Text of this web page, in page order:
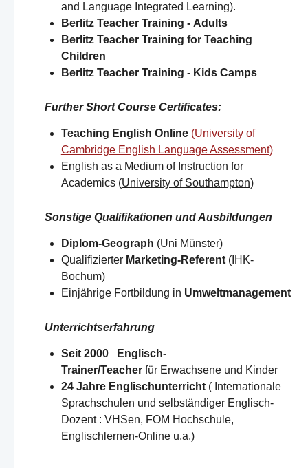
and Language Integrated Learning).
Berlitz Teacher Training - Adults
Berlitz Teacher Training for Teaching
Children
Berlitz Teacher Training - Kids Camps​
Further Short Course Certificates:
Teaching English Online(University of
Cambridge English Language Assessment)
English as a Medium of Instruction for
Academics (University of Southampton)​
Sonstige Qualifikationen und Ausbildungen
Diplom-Geograph (Uni Münster)
Qualifizierter Marketing-Referent(IHK-
Bochum)
Einjährige Fortbildung in Umweltmanagement
Unterrichtserfahrung
Seit 2000 Englisch-
Trainer/Teacherfür Erwachsene und Kinder
24 Jahre Englischunterricht( Internationale
Sprachschulen und selbständiger Englisch-
Dozent : VHSen, FOM Hochschule,
Englischlernen-Online u.a.)